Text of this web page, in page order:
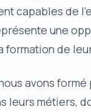
capables de
une
formation de
avons
leurs métiers,